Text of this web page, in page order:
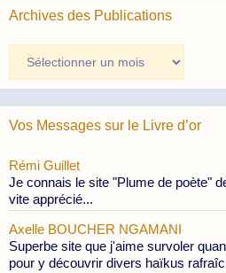
Archives des Publications
des
Publications
Vos Messages sur le Livre d’or
Rémi Guillet
Je connais le site "Plume de poète"
vite apprécié...
Axelle BOUCHER NGAMANI
Superbe site que j'aime survoler
pour y découvrir divers haïkus